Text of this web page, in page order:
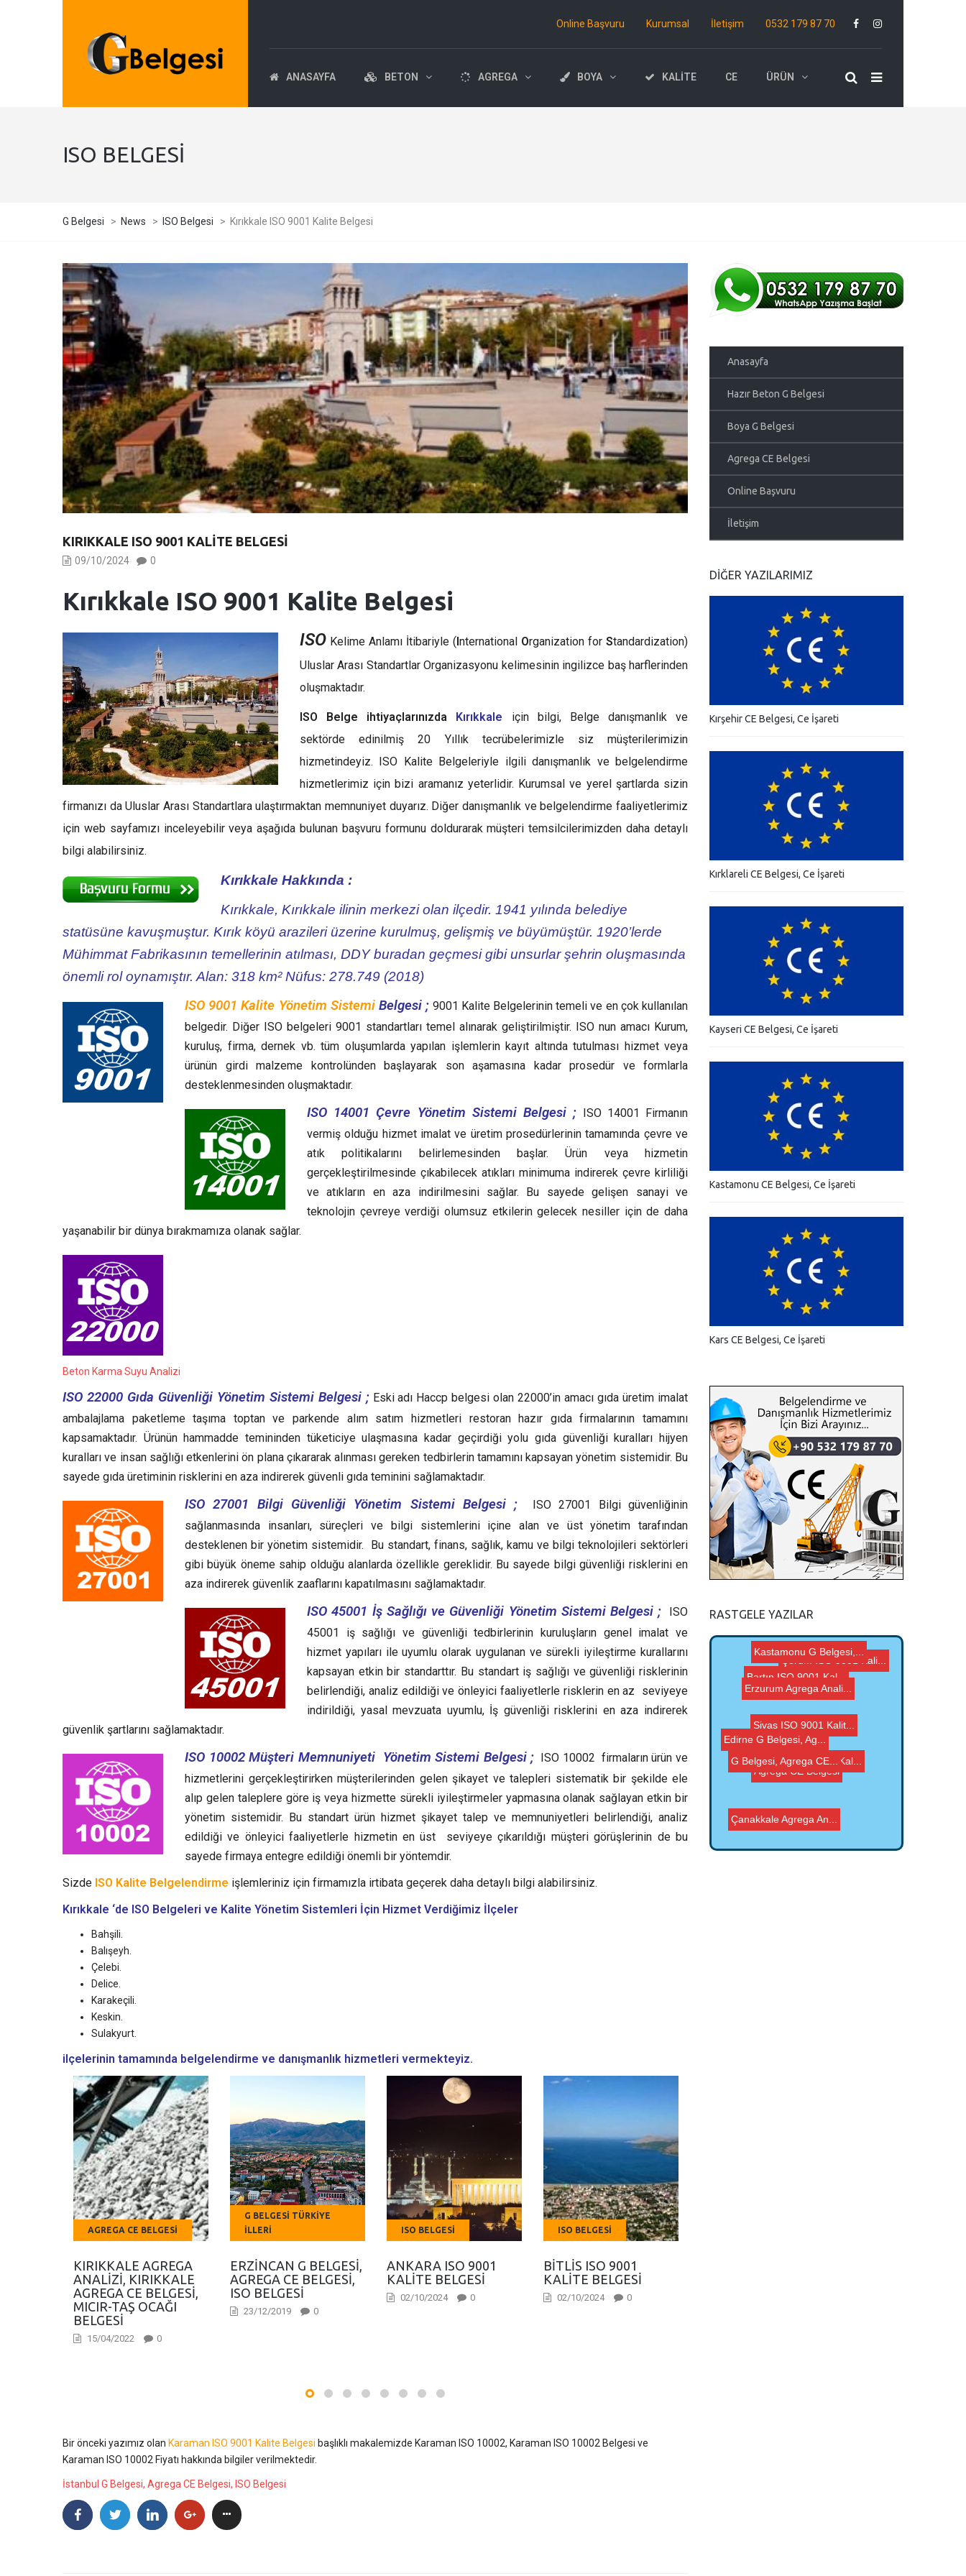
Online Başvuru Kurumsal İletişim 0532 179 87 70
ANASAYFA BETON AGREGA BOYA KALITE CE ÜRÜN
ISO BELGESI
G Belgesi > News > ISO Belgesi > Kırıkkale ISO 9001 Kalite Belgesi
KIRIKKALE ISO 9001 KALITE BELGESI
09/10/2024 0
Kırıkkale ISO 9001 Kalite Belgesi
ISO Kelime Anlamı İtibariyle (International Organization for Standardization)
Uluslar Arası Standartlar Organizasyonu kelimesinin ingilizce baş harflerinden
oluşmaktadır.
ISO Belge ihtiyaçlarınızda Kırıkkale için bilgi, Belge danışmanlık ve
sektörde edinilmiş 20 Yıllık tecrübelerimizle siz müşterilerimizin
hizmetindeyiz. ISO Kalite Belgeleriyle ilgili danışmanlık ve belgelendirme
hizmetlerimiz için bizi aramanız yeterlidir. Kurumsal ve yerel şartlarda sizin
firmanızı da Uluslar Arası Standartlara ulaştırmaktan memnuniyet duyarız. Diğer danışmanlık ve belgelendirme faaliyetlerimiz
için web sayfamızı inceleyebilir veya aşağıda bulunan başvuru formunu doldurarak müşteri temsilcilerimizden daha detaylı
bilgi alabilirsiniz.
Kırıkkale Hakkında :
Kırıkkale, Kırıkkale ilinin merkezi olan ilçedir. 1941 yılında belediye
statüsüne kavuşmuştur. Kırık köyü arazileri üzerine kurulmuş, gelişmiş ve büyümüştür. 1920’lerde
Mühimmat Fabrikasının temellerinin atılması, DDY buradan geçmesi gibi unsurlar şehrin oluşmasında
önemli rol oynamıştır. Alan: 318 km² Nüfus: 278.749 (2018)
ISO 9001 Kalite Yönetim SistemiBelgesi ; 9001 Kalite Belgelerinin temeli ve en çok kullanılan
belgedir. Diğer ISO belgeleri 9001 standartları temel alınarak geliştirilmiştir. ISO nun amacı Kurum,
kuruluş, firma, dernek vb. tüm oluşumlarda yapılan işlemlerin kayıt altında tutulması hizmet veya
ürünün girdi malzeme kontrolünden başlayarak son aşamasına kadar prosedür ve formlarla
desteklenmesinden oluşmaktadır.
ISO 14001 Çevre Yönetim Sistemi Belgesi ; ISO 14001 Firmanın
vermiş olduğu hizmet imalat ve üretim prosedürlerinin tamamında çevre ve
atık politikalarını belirlemesinden başlar. Ürün veya hizmetin
gerçekleştirilmesinde çıkabilecek atıkları minimuma indirerek çevre kirliliği
ve atıkların en aza indirilmesini sağlar. Bu sayede gelişen sanayi ve
teknolojin çevreye verdiği olumsuz etkilerin gelecek nesiller için de daha
yaşanabilir bir dünya bırakmamıza olanak sağlar.
Beton Karma Suyu Analizi
ISO 22000 Gıda Güvenliği Yönetim Sistemi Belgesi ; Eski adı Haccp belgesi olan 22000’in amacı gıda üretim imalat
ambalajlama paketleme taşıma toptan ve parkende alım satım hizmetleri restoran hazır gıda firmalarının tamamını
kapsamaktadır. Ürünün hammadde temininden tüketiciye ulaşmasına kadar geçirdiği yolu gıda güvenliği kuralları hijyen
kuralları ve insan sağlığı etkenlerini ön plana çıkararak alınması gereken tedbirlerin tamamını kapsayan yönetim sistemidir. Bu
sayede gıda üretiminin risklerini en aza indirerek güvenli gıda teminini sağlamaktadır.
ISO 27001 Bilgi Güvenliği Yönetim Sistemi Belgesi ;
ISO 27001 Bilgi güvenliğinin
sağlanmasında insanları, süreçleri ve bilgi sistemlerini içine alan ve üst yönetim tarafından
desteklenen bir yönetim sistemidir. Bu standart, finans, sağlık, kamu ve bilgi teknolojileri sektörleri
gibi büyük öneme sahip olduğu alanlarda özellikle gereklidir. Bu sayede bilgi güvenliği risklerini en
aza indirerek güvenlik zaaflarını kapatılmasını sağlamaktadır.
ISO 45001 İş Sağlığı ve Güvenliği Yönetim Sistemi Belgesi ;
ISO
45001 iş sağlığı ve güvenliği tedbirlerinin kuruluşların genel imalat ve
hizmet yapıları ile uyumlu olarak uygulanan ve sürekli iyileştirme kurallarını
kapsayan etkin bir standarttır. Bu standart iş sağlığı ve güvenliği risklerinin
belirlendiği, analiz edildiği ve önleyici faaliyetlerle risklerin en az seviyeye
indirildiği, yasal mevzuata uyumlu, İş güvenliği risklerini en aza indirerek
güvenlik şartlarını sağlamaktadır.
ISO 10002 Müşteri Memnuniyeti Yönetim Sistemi Belgesi ;
ISO 10002 firmaların ürün ve
hizmetlerini gerçekleştirirken müşterilerinden gelen şikayet ve talepleri sistematik bir şekilde ele
alıp gelen taleplere göre iş veya hizmette sürekli iyileştirmeler yapmasına olanak sağlayan etkin bir
yönetim sistemidir.
Bu standart ürün hizmet şikayet talep ve memnuniyetleri belirlendiği, analiz
edildiği ve önleyici faaliyetlerle hizmetin en üst seviyeye çıkarıldığı müşteri görüşlerinin de bu
sayede firmaya entegre edildiği önemli bir yöntemdir.
Sizde ISO Kalite Belgelendirme işlemleriniz için firmamızla irtibata geçerek daha detaylı bilgi alabilirsiniz.
Kırıkkale ‘de ISO Belgeleri ve Kalite Yönetim Sistemleri İçin Hizmet Verdiğimiz İlçeler
Bahşili.
Balışeyh.
Çelebi.
Delice.
Karakeçili.
Keskin.
Sulakyurt.
ilçelerinin tamamında belgelendirme ve danışmanlık hizmetleri vermekteyiz.
AGREGA CE BELGESI
KIRIKKALE AGREGA
ANALIZI, KIRIKKALE
AGREGA CE BELGESI,
MICIR-TAŞ OCAĞI
BELGESI
15/04/2022 0
G BELGESI TÜRKIYE
İLLERI
ERZINCAN G BELGESI,
AGREGA CE BELGESI,
ISO BELGESI
23/12/2019 0
ISO BELGESI
ANKARA ISO 9001
KALITE BELGESI
02/10/2024 0
ISO BELGESI
BITLIS ISO 9001
KALITE BELGESI
02/10/2024 0
Bir önceki yazımız olan Karaman ISO 9001 Kalite Belgesi başlıklı makalemizde Karaman ISO 10002, Karaman ISO 10002 Belgesi ve
Karaman ISO 10002 Fiyatı hakkında bilgiler verilmektedir.
İstanbul G Belgesi, Agrega CE Belgesi, ISO Belgesi
Anasayfa
Hazır Beton G Belgesi
Boya G Belgesi
Agrega CE Belgesi
Online Başvuru
İletişim
DIĞER YAZILARIMIZ
Kırşehir CE Belgesi, Ce İşareti
Kırklareli CE Belgesi, Ce İşareti
Kayseri CE Belgesi, Ce İşareti
Kastamonu CE Belgesi, Ce İşareti
Kars CE Belgesi, Ce İşareti
RASTGELE YAZILAR
Çanakkale Agrega An...
Sivas ISO 9001 Kalit...
Edirne G Belgesi, Ag...
Bartın ISO 9001 Kal...
Agrega CE Belgesi
Bingöl ISO 9001 Kal...
G Belgesi, Agrega CE...
Kastamonu G Belgesi,...
Erzurum Agrega Anali...